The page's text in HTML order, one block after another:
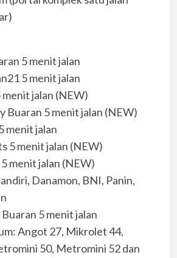
5 menit jalan
5 menit jalan
menit jalan (NEW)
Buaran 5 menit jalan (NEW)
menit jalan
5 menit jalan (NEW)
menit jalan (NEW)
Danamon, BNI, Panin,
5 menit jalan
Angot 27, Mikrolet 44,
50, Metromini 52 dan